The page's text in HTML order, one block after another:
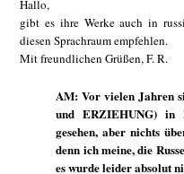
Hallo,
gibt es ihre Werke auch in
diesen Sprachraum empfehlen.
Mit freundlichen Grüßen, F. R.
AM: Vor vielen Jahren
und ERZIEHUNG) in
gesehen, aber nichts
denn ich meine, die
es wurde leider absolut